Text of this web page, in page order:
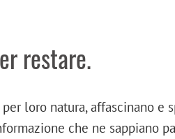
restare.
loro natura, affascinano e
che ne sappiano